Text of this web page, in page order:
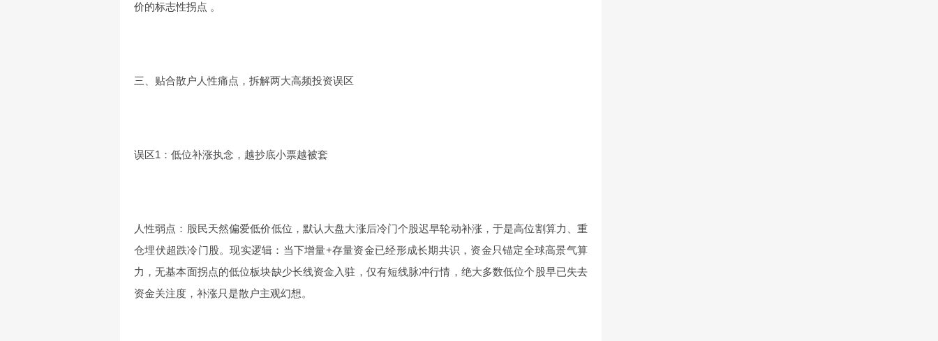
价的标志性拐点 。
三、贴合散户人性痛点，拆解两大高频投资误区
误区1：低位补涨执念，越抄底小票越被套
人性弱点：股民天然偏爱低价低位，默认大盘大涨后冷门个股迟早轮动补涨，于是高位割算力、重
仓埋伏超跌冷门股。现实逻辑：当下增量+存量资金已经形成长期共识，资金只锚定全球高景气算
力，无基本面拐点的低位板块缺少长线资金入驻，仅有短线脉冲行情，绝大多数低位个股早已失去
资金关注度，补涨只是散户主观幻想。